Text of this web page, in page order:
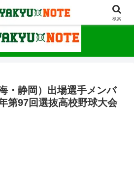
くなるための情報サイト
・静岡）出場選手メンバ
第97回選抜高校野球大会
検索